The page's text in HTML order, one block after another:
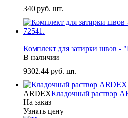
340 руб. шт.
Комплект для затирки швов -
В наличии
9302.44 руб. шт.
ARDEXКладочный раствор
На заказ
Узнать цену